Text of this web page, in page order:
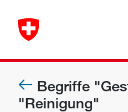
Begriffe
"Reinigung"